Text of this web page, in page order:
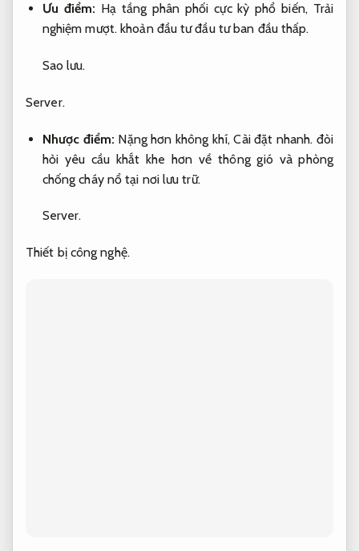
Ưu điểm: Hạ tầng phân phối cực kỳ phổ biến, Trải
nghiệm mượt. khoản đầu tư đầu tư ban đầu thấp.
Sao lưu.
Server.
Nhược điểm: Nặng hơn không khí,Cài đặt nhanh. đòi
hỏi yêu cầu khắt khe hơn về thông gió và phòng
chống cháy nổ tại nơi lưu trữ.
Server.
Thiết bị công nghệ.